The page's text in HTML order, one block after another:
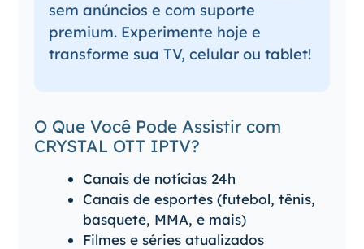
sem anúncios e com suporte
premium. Experimente hoje e
transforme sua TV, celular ou tablet!
O Que Você Pode Assistir com
CRYSTAL OTT IPTV?
Canais de notícias 24h
Canais de esportes (futebol, tênis,
basquete, MMA, e mais)
Filmes e séries atualizados